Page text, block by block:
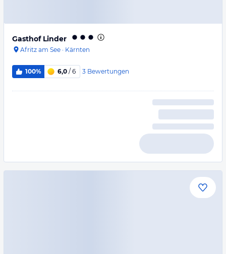
Gasthof Linder
Afritz am See · Kärnten
100% 6,0 / 6 3 Bewertungen